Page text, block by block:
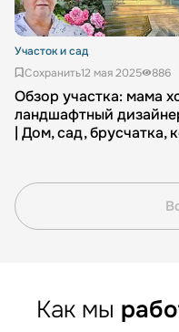
Участок и сад
Сохранить12 мая 2025 886
Обзор участка: мама
ландшафтный
| Дом, сад, брусчатка,
Как мы